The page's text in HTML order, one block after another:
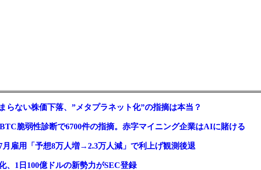
らない株価下落、”メタプラネット化”の指摘は本当？
脆弱性診断で6700件の指摘。赤字マイニング企業はAIに賭ける
月雇用「予想8万人増→2.3万人減」で利上げ観測後退
、1日100億ドルの新勢力がSEC登録